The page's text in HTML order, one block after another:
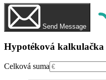
Send Message
Hypotéková kalkulačka
Celková suma